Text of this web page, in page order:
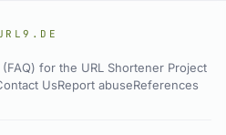
for the URL Shortener Project
UsReport abuseReferences